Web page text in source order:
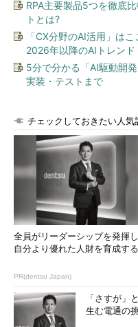
RPA主要製品5つを徹底
トとは?
「CX分野のAI活用」は
2026年以降のAIトレンド
5分で分かる「AI駆動開
実装・テストまで
チェックしておきたい人気
全員がリーダーシップを発揮し
自分より優れた人財を育成する
PR(dentsu Japan)
「さすが」
生む電通の